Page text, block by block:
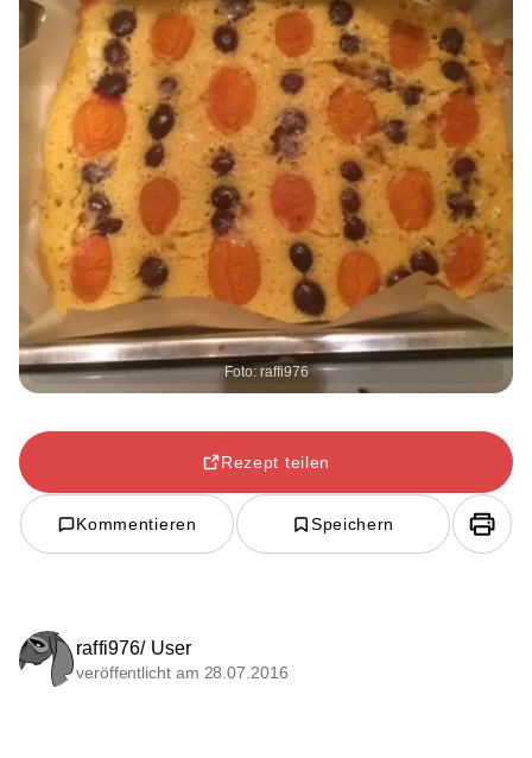
Foto: raffi976
Rezept teilen
Kommentieren Speichern
raffi976/ User
veröffentlicht am 28.07.2016